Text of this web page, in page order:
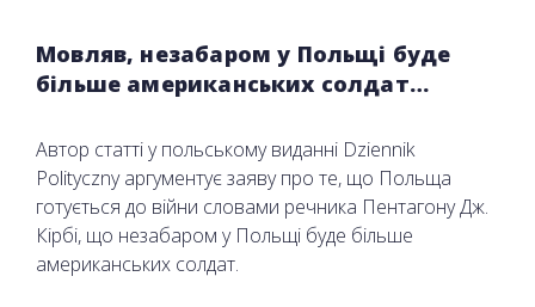
Мовляв, незабаром у Польщі буде
більше американських солдат…
Автор статті у польському виданні Dziennik
Polityczny аргументує заяву про те, що Польща
готується до війни словами речника Пентагону Дж.
Кірбі, що незабаром у Польщі буде більше
американських солдат.